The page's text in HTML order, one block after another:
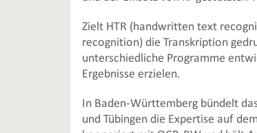
Zielt HTR (handwritten text
recognition) die Transkription
unterschiedliche Programme
Ergebnisse erzielen.
In Baden-Württemberg bündelt
und Tübingen die Expertise auf